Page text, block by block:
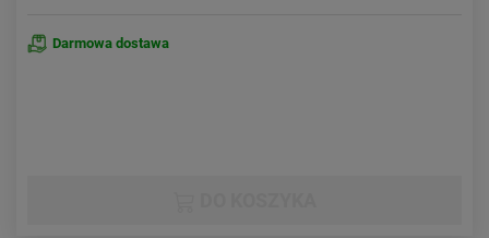
Darmowa dostawa